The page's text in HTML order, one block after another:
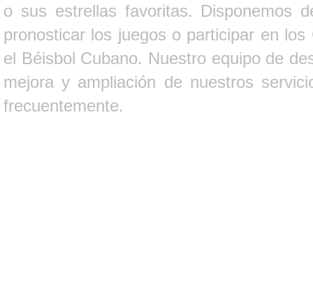
o sus estrellas favoritas. Disponemos
pronosticar los juegos o participar en
el Béisbol Cubano. Nuestro equipo de
mejora y ampliación de nuestros
frecuentemente.